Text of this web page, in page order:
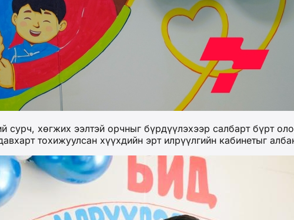
сурч, хөгжих ээлтэй орчныг бүрдүүлэхээр салбарт бүрт
тохижуулсан хүүхдийн эрт илрүүлгийн кабинетыг